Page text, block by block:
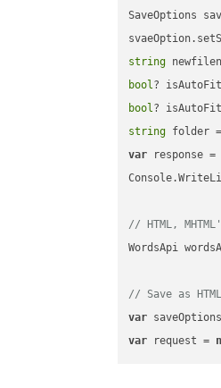
SaveOptions
string
bool?
bool?
string folder
var response
// HTML,
WordsApi
// Save as HTML
var
var request =